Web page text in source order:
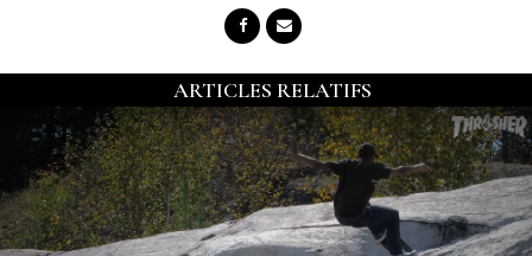
ARTICLES RELATIFS